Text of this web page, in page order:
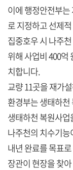
이에 행정안전부
로 지정하고 선제
집중호우 시 나주
위해 사업비 400억
치합니다.
교량 11곳을 재가
환경부는 생태하
생태하천 복원사
나주천의 치수기
내년 완료를 목표
장관이 현장을 찾